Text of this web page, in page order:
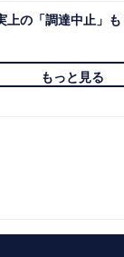
上の「調達中止」
もっと見る